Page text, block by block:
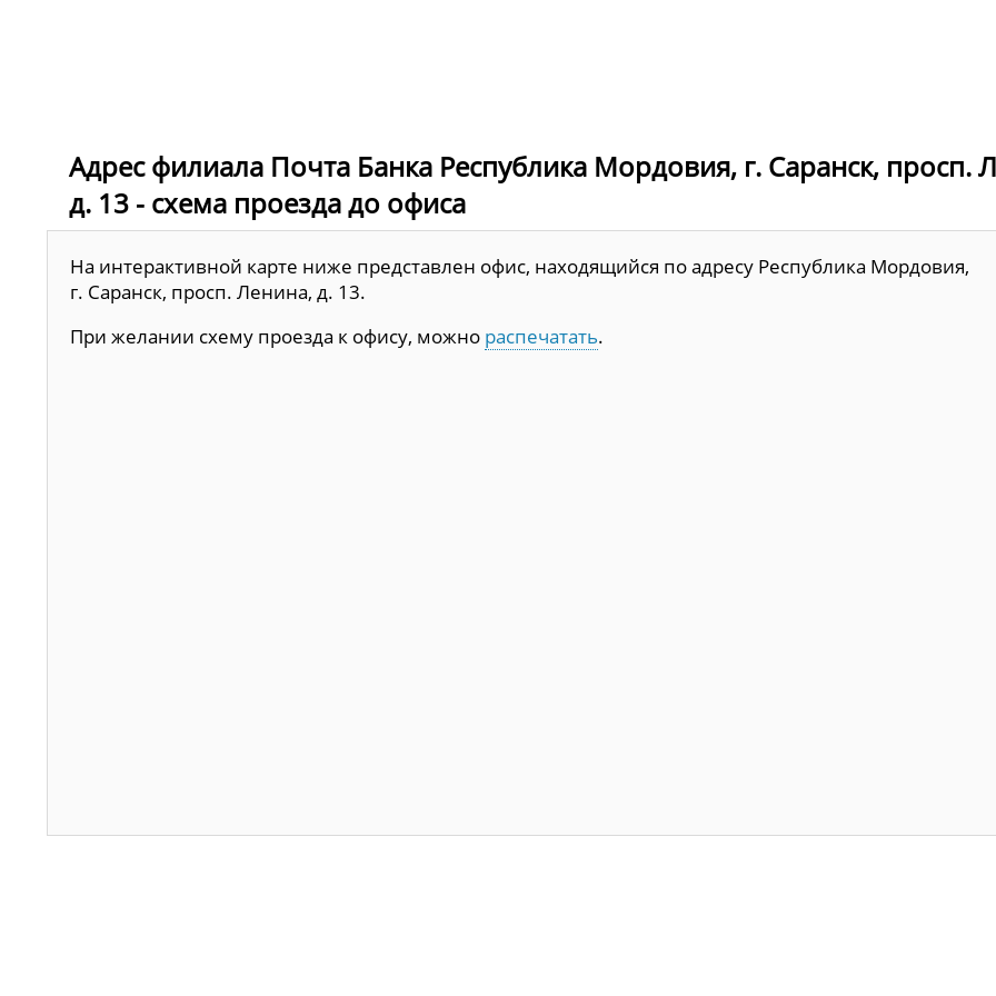
Адрес филиала Почта Банка Республика Мордовия, г. Саранск, просп.
д. 13 - схема проезда до офиса
На интерактивной карте ниже представлен офис, находящийся по адресу Республика Мордовия,
г. Саранск, просп. Ленина, д. 13.
При желании схему проезда к офису, можно распечатать.